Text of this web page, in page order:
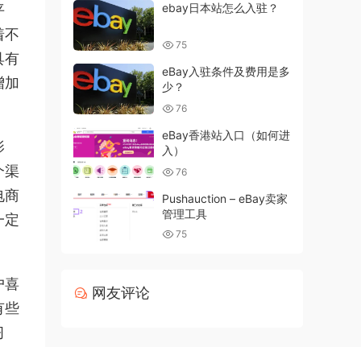
不
有
加
渠
商
定
喜
些
ebay日本站怎么入驻？
75
eBay入驻条件及费用是多
少？
76
eBay香港站入口（如何进
入）
76
Pushauction – eBay卖家
管理工具
75
网友评论